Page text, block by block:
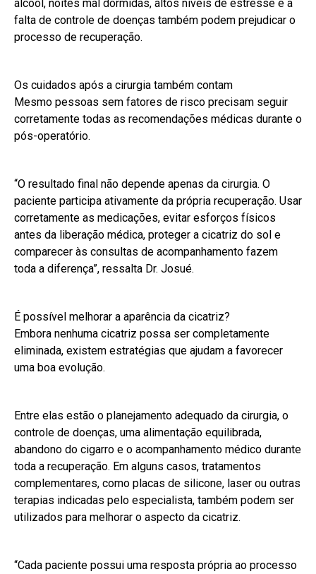
álcool, noites mal dormidas, altos níveis de estresse e a
falta de controle de doenças também podem prejudicar o
processo de recuperação.
Os cuidados após a cirurgia também contam
Mesmo pessoas sem fatores de risco precisam seguir
corretamente todas as recomendações médicas durante o
pós-operatório.
“O resultado final não depende apenas da cirurgia. O
paciente participa ativamente da própria recuperação. Usar
corretamente as medicações, evitar esforços físicos
antes da liberação médica, proteger a cicatriz do sol e
comparecer às consultas de acompanhamento fazem
toda a diferença”, ressalta Dr. Josué.
É possível melhorar a aparência da cicatriz?
Embora nenhuma cicatriz possa ser completamente
eliminada, existem estratégias que ajudam a favorecer
uma boa evolução.
Entre elas estão o planejamento adequado da cirurgia, o
controle de doenças, uma alimentação equilibrada,
abandono do cigarro e o acompanhamento médico durante
toda a recuperação. Em alguns casos, tratamentos
complementares, como placas de silicone, laser ou outras
terapias indicadas pelo especialista, também podem ser
utilizados para melhorar o aspecto da cicatriz.
“Cada paciente possui uma resposta própria ao processo